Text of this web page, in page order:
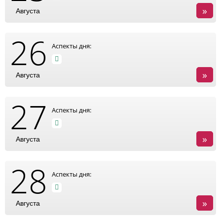
Августа »
26
Августа
Аспекты дня:
»
27
Августа
Аспекты дня:
»
28
Августа
Аспекты дня:
»